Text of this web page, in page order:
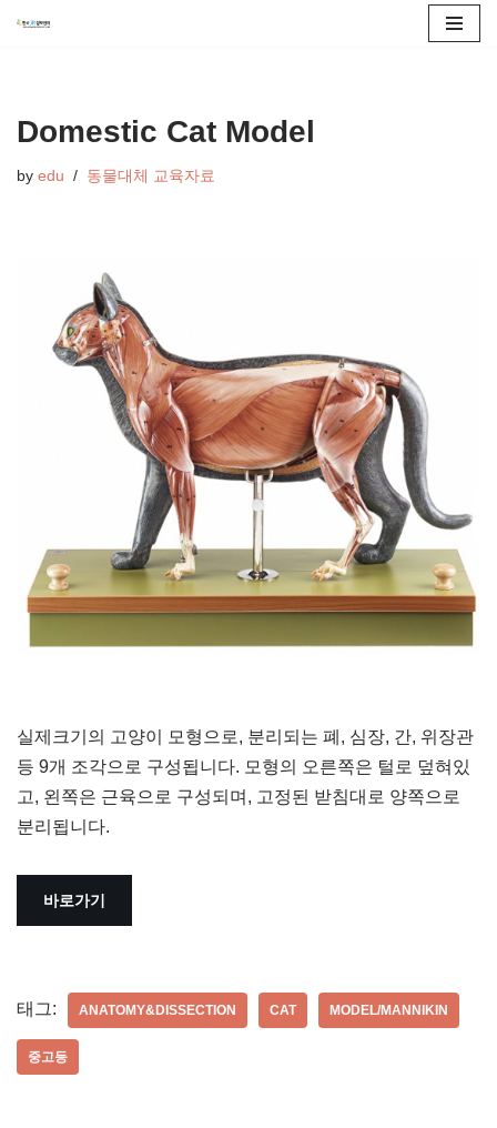
츠
건
Domestic Cat Model
by edu 동물대체 교육자료
실제크기의 고양이 모형으로, 분리되는 폐, 심장, 간, 위장관
등 9개 조각으로 구성됩니다. 모형의 오른쪽은 털로 덮혀있
고, 왼쪽은 근육으로 구성되며, 고정된 받침대로 양쪽으로
분리됩니다.
바로가기
태그: ANATOMY&DISSECTION CAT MODEL/MANNIKIN
중고등